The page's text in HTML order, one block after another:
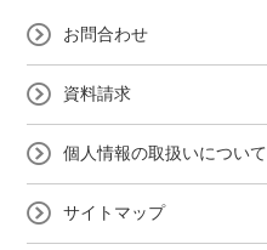
お問合わせ
資料請求
個人情報の取扱いについて
サイトマップ